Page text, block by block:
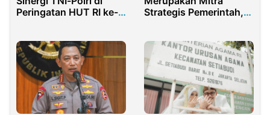
Peringatan HUT RI ke-
Strategis Pemerintah,